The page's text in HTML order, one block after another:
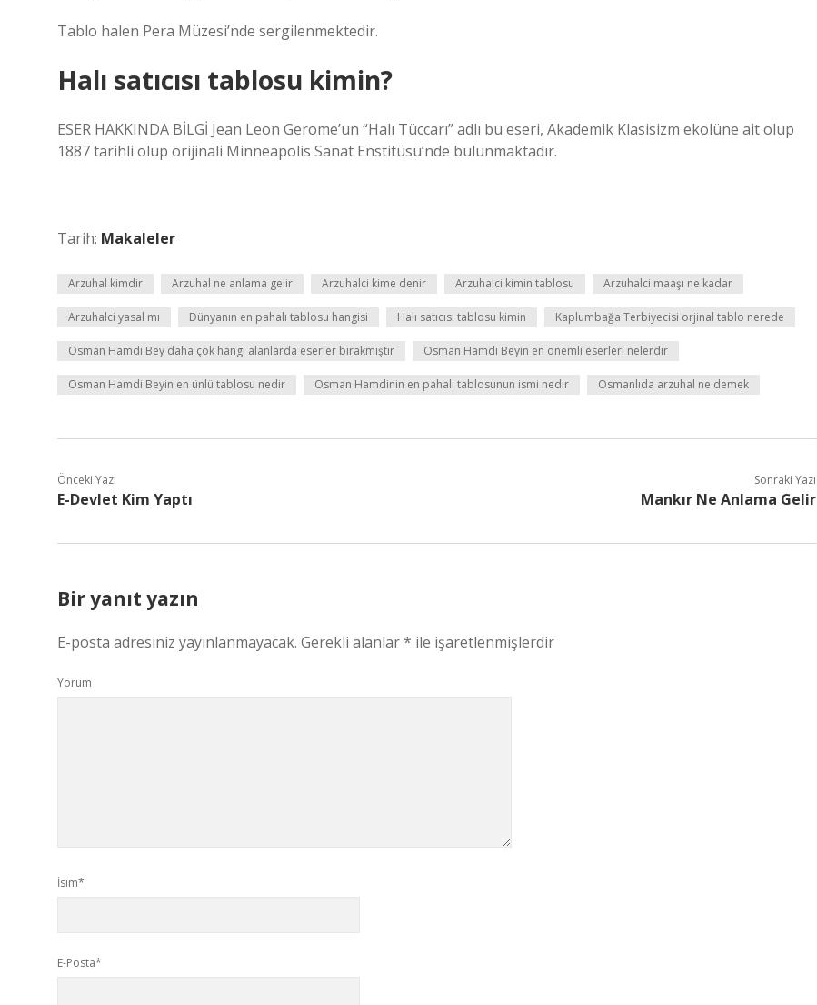
Tablo halen Pera Müzesi’nde sergilenmektedir.
Halı satıcısı tablosu kimin?
ESER HAKKINDA BİLGİ Jean Leon Gerome’un “Halı Tüccarı” adlı bu eseri, Akademik Klasisizm ekolüne ait olup
1887 tarihli olup orijinali Minneapolis Sanat Enstitüsü’nde bulunmaktadır.
Tarih: Makaleler
Arzuhal kimdir Arzuhal ne anlama gelir Arzuhalci kime denir Arzuhalci kimin tablosu Arzuhalci maaşı ne kadar
Arzuhalci yasal mı Dünyanın en pahalı tablosu hangisi Halı satıcısı tablosu kimin Kaplumbağa Terbiyecisi orjinal tablo nerede
Osman Hamdi Bey daha çok hangi alanlarda eserler bırakmıştır Osman Hamdi Beyin en önemli eserleri nelerdir
Osman Hamdi Beyin en ünlü tablosu nedir Osman Hamdinin en pahalı tablosunun ismi nedir Osmanlıda arzuhal ne demek
Önceki Yazı
E-Devlet Kim Yaptı
Sonraki Yazı
Mankır Ne Anlama Gelir
Bir yanıt yazın
E-posta adresiniz yayınlanmayacak. Gerekli alanlar* ile işaretlenmişlerdir
Yorum
İsim*
E-Posta*